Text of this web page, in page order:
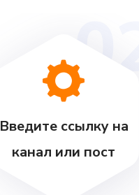
02
Введите ссылку на
канал или пост